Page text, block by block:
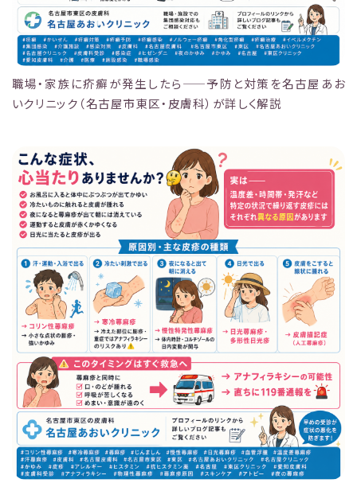
職場・家族に疥癬が発生したら——予防と対策を名古屋あお
いクリニック（名古屋市東区・皮膚科）が詳しく解説